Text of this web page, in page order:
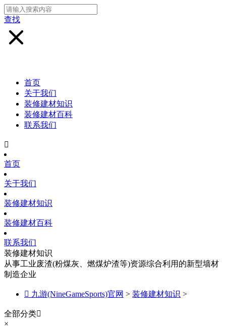
查找
首页
关于我们
装修建材知识
装修建材百科
联系我们

首页
关于我们
装修建材知识
装修建材百科
联系我们
装修建材知识
从事工业废渣(粉煤灰、燃煤炉渣等)资源综合利用的新型墙材
制造企业
 九游(NineGameSports)官网 > 装修建材知识 >
全部分类
×